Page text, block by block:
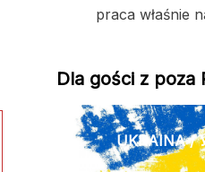
praca właśnie
Dla gości z poza
UKRAINA /